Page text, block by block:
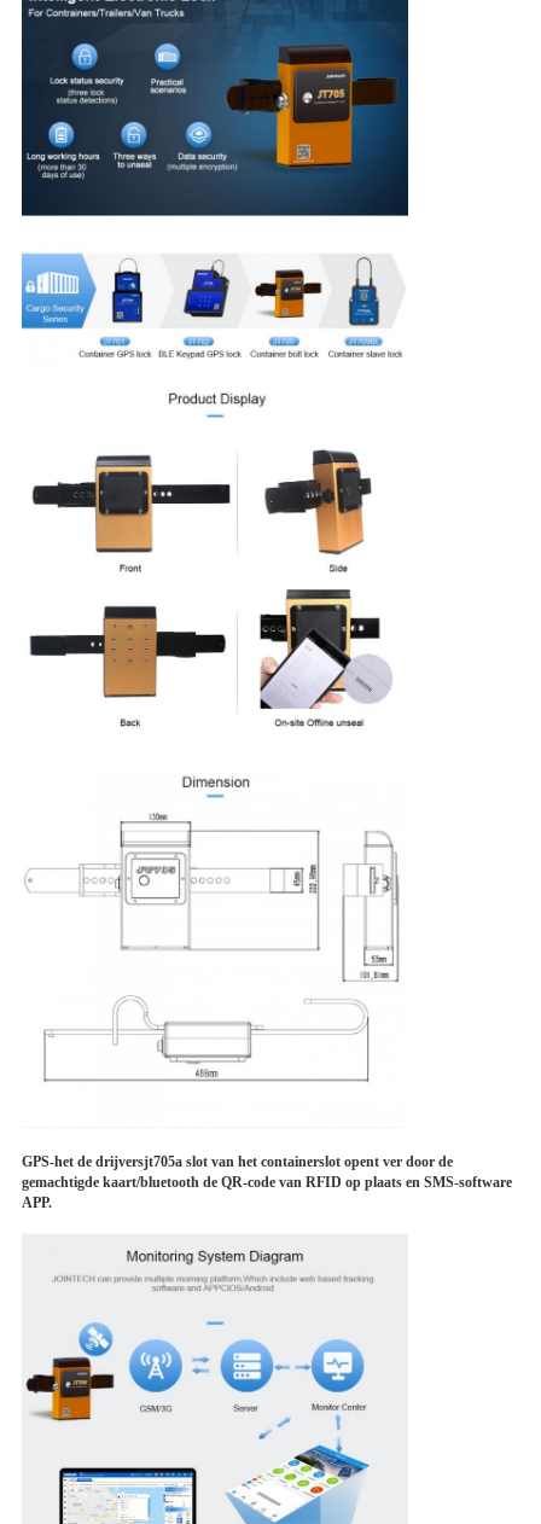
GPS-het de drijversjt705a slot van het containerslot opent ver door de
gemachtigde kaart/bluetooth de QR-code van RFID op plaats en SMS-software
APP.